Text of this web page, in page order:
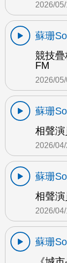
2026/
蘇珊
競技
FM
2026/
蘇珊
相聲
2026/
蘇珊
相聲
2026/
蘇珊